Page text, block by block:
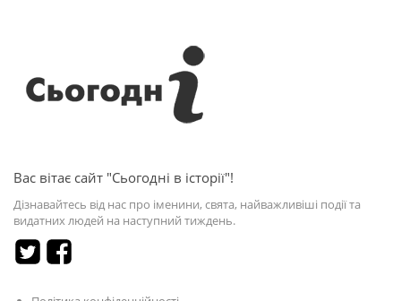
Вас вітає сайт "Сьогодні в історії"!
Дізнавайтесь від нас про іменини, свята, найважливіші події та
видатних людей на наступний тиждень.